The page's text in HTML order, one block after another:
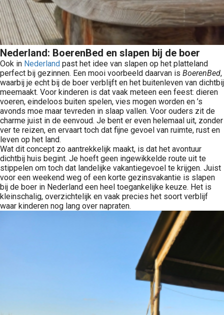
Nederland: BoerenBed en slapen bij de boer
Ook in Nederland past het idee van slapen op het platteland
perfect bij gezinnen. Een mooi voorbeeld daarvan is BoerenBed,
waarbij je echt bij de boer verblijft en het buitenleven van dichtbij
meemaakt. Voor kinderen is dat vaak meteen een feest: dieren
voeren, eindeloos buiten spelen, vies mogen worden en ’s
avonds moe maar tevreden in slaap vallen. Voor ouders zit de
charme juist in de eenvoud. Je bent er even helemaal uit, zonder
ver te reizen, en ervaart toch dat fijne gevoel van ruimte, rust en
leven op het land.
Wat dit concept zo aantrekkelijk maakt, is dat het avontuur
dichtbij huis begint. Je hoeft geen ingewikkelde route uit te
stippelen om toch dat landelijke vakantiegevoel te krijgen. Juist
voor een weekend weg of een korte gezinsvakantie is slapen
bij de boer in Nederland een heel toegankelijke keuze. Het is
kleinschalig, overzichtelijk en vaak precies het soort verblijf
waar kinderen nog lang over napraten.